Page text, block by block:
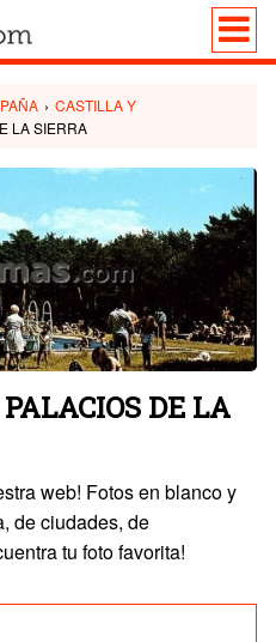
› CASTILLA Y
LA SIERRA
DE LA
web! Fotos en blanco y
de ciudades, de
tu foto favorita!